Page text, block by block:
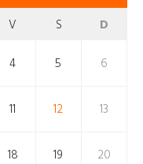
V S D
4 5 6
11 12 13
18 19 20